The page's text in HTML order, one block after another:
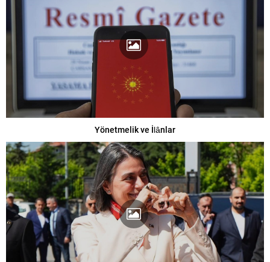
Yönetmelik ve İlânlar